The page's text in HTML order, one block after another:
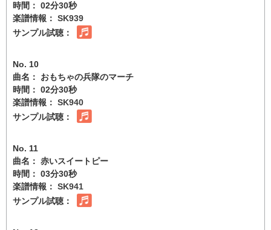
時間： 02分30秒
楽譜情報： SK939
サンプル試聴：
No. 10
曲名： おもちゃの兵隊のマーチ
時間： 02分30秒
楽譜情報： SK940
サンプル試聴：
No. 11
曲名： 赤いスイートピー
時間： 03分30秒
楽譜情報： SK941
サンプル試聴：